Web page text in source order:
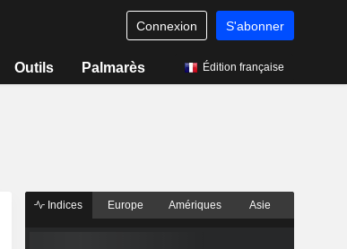
Connexion S'abonner
Outils Palmarès Édition française
Indices Europe Amériques Asie